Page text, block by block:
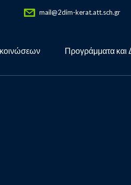
mail@2dim-kerat.att.sch.gr
Προγράμματα και